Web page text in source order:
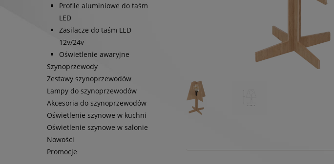
Profile aluminiowe do taśm
LED
Zasilacze do taśm LED
12v/24v
Oświetlenie awaryjne
Szynoprzewody
Zestawy szynoprzewodów
Lampy do szynoprzewodów
Akcesoria do szynoprzewodów
Oświetlenie szynowe w kuchni
Oświetlenie szynowe w salonie
Nowości
Promocje